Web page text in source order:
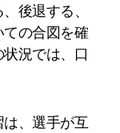
後退する、
ての合図を確
況では、口
、選手が互